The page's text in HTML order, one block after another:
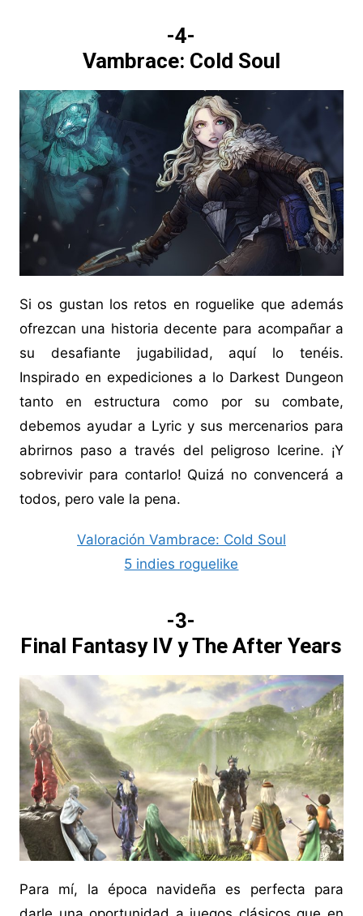
-4-
Vambrace: Cold Soul
Si os gustan los retos en roguelike que además
ofrezcan una historia decente para acompañar a
su desafiante jugabilidad, aquí lo tenéis.
Inspirado en expediciones a lo Darkest Dungeon
tanto en estructura como por su combate,
debemos ayudar a Lyric y sus mercenarios para
abrirnos paso a través del peligroso Icerine. ¡Y
sobrevivir para contarlo! Quizá no convencerá a
todos, pero vale la pena.
Valoración Vambrace: Cold Soul
5 indies roguelike
-3-
Final Fantasy IV y The After Years
Para mí, la época navideña es perfecta para